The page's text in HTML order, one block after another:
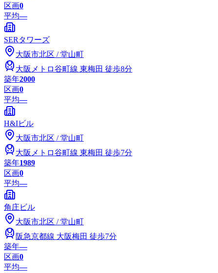
区画0
平均—
SERタワーズ
大阪市北区 /堂山町
大阪メトロ谷町線 東梅田 徒歩8分
築年2000
区画0
平均—
H&Iビル
大阪市北区 /堂山町
大阪メトロ谷町線 東梅田 徒歩7分
築年1989
区画0
平均—
角庄ビル
大阪市北区 /堂山町
阪急京都線 大阪梅田 徒歩7分
築年―
区画0
平均—